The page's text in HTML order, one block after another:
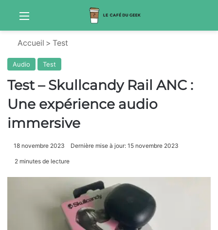
Menu
Accueil > Test
Audio Test
Test – Skullcandy Rail ANC :
Une expérience audio
immersive
18 novembre 2023 Dernière mise à jour: 15 novembre 2023
2 minutes de lecture